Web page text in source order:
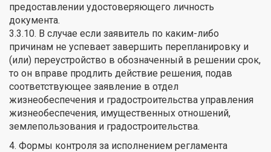
предоставлении удостоверяющего личность
документа.
3.3.10. В случае если заявитель по каким-либо
причинам не успевает завершить перепланировку и
(или) переустройство в обозначенный в решении срок,
то он вправе продлить действие решения, подав
соответствующее заявление в отдел
жизнеобеспечения и градостроительства управления
жизнеобеспечения, имущественных отношений,
землепользования и градостроительства.
4. Формы контроля за исполнением регламента